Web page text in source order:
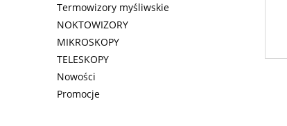
Termowizory myśliwskie
NOKTOWIZORY
MIKROSKOPY
TELESKOPY
Nowości
Promocje